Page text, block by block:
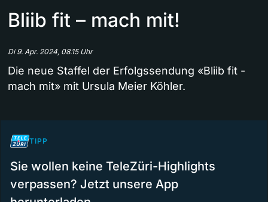
Bliib fit – mach mit!
Di 9. Apr. 2024, 08.15 Uhr
Die neue Staffel der Erfolgssendung «Bliib fit -
mach mit» mit Ursula Meier Köhler.
TIPP
Sie wollen keine TeleZüri-Highlights
verpassen? Jetzt unsere App